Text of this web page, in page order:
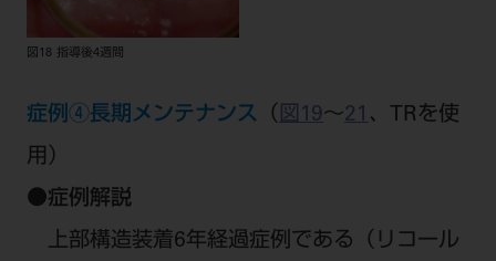
図18 指導後4週間
症例④長期メンテナンス （ 図19～21 、TRを使
用）
●症例解説
上部構造装着6年経過症例である（リコール